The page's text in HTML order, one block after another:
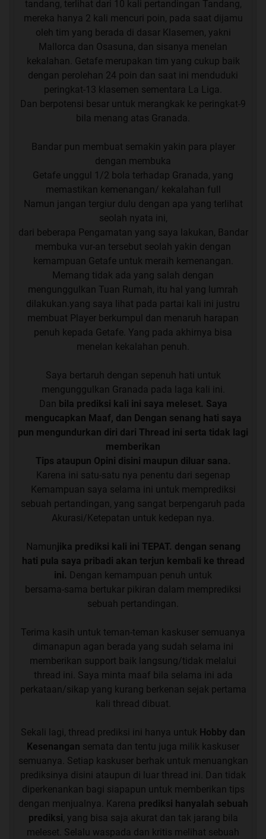
Special Thanks :
Pengunjung Thread
:
(silahkan bebas menuangkan opini)
asal sopan dan sesuai aturan yang berlaku
Kontribusi TS terhadap Thread :
KEPUTUSAN DI AWAL TAHUN 2013
About Me :
Hanya memberikan opini yang tentunya tidak akan
pernah luput dari kesalahan.
nice to meet you all
Announcement : Check Last Page for the latest news
Quote:
Untuk yang PM/YM/ Mohon maaf :
Tidak menerima Pengelolaan Akun Bet dari masing2
Saya hanya mengeluarkan Tips lewat Postingan di
Thread
Dan di Private Group yang saya kelola
Demi kenyamanan bersama :Mohon dimaklumi
tandang, terlihat dari 10 kali pertandingan Tandang,
mereka hanya 2 kali mencuri poin, pada saat dijamu
oleh tim yang berada di dasar Klasemen, yakni
Mallorca dan Osasuna, dan sisanya menelan
kekalahan. Getafe merupakan tim yang cukup baik
dengan perolehan 24 poin dan saat ini menduduki
peringkat-13 klasemen sementara La Liga.
Dan berpotensi besar untuk merangkak ke peringkat-9
bila menang atas Granada.
Bandar pun membuat semakin yakin para player
dengan membuka
Getafe unggul 1/2 bola terhadap Granada, yang
memastikan kemenangan/ kekalahan full
Namun jangan tergiur dulu dengan apa yang terlihat
seolah nyata ini,
dari beberapa Pengamatan yang saya lakukan, Bandar
membuka vur-an tersebut seolah yakin dengan
kemampuan Getafe untuk meraih kemenangan.
Memang tidak ada yang salah dengan
mengunggulkan Tuan Rumah, itu hal yang lumrah
dilakukan.yang saya lihat pada partai kali ini justru
membuat Player berkumpul dan menaruh harapan
penuh kepada Getafe. Yang pada akhirnya bisa
menelan kekalahan penuh.
Saya bertaruh dengan sepenuh hati untuk
mengunggulkan Granada pada laga kali ini.
Dan bila prediksi kali ini saya meleset. Saya
mengucapkan Maaf, dan Dengan senang hati saya
pun mengundurkan diri dari Thread ini serta tidak lagi
memberikan
Tips ataupun Opini disini maupun diluar sana.
Karena ini satu-satu nya penentu dari segenap
Kemampuan saya selama ini untuk memprediksi
sebuah pertandingan, yang sangat berpengaruh pada
Akurasi/Ketepatan untuk kedepan nya.
Namunjika prediksi kali ini TEPAT. dengan senang
hati pula saya pribadi akan terjun kembali ke thread
ini. Dengan kemampuan penuh untuk
bersama-sama bertukar pikiran dalam memprediksi
sebuah pertandingan.
Terima kasih untuk teman-teman kaskuser semuanya
dimanapun agan berada yang sudah selama ini
memberikan support baik langsung/tidak melalui
thread ini. Saya minta maaf bila selama ini ada
perkataan/sikap yang kurang berkenan sejak pertama
kali thread dibuat.
Sekali lagi, thread prediksi ini hanya untuk Hobby dan
Kesenangan semata dan tentu juga milik kaskuser
semuanya. Setiap kaskuser berhak untuk menuangkan
prediksinya disini ataupun di luar thread ini. Dan tidak
diperkenankan bagi siapapun untuk memberikan tips
dengan menjualnya. Karena prediksi hanyalah sebuah
prediksi , yang bisa saja akurat dan tak jarang bila
meleset. Selalu waspada dan kritis melihat sebuah